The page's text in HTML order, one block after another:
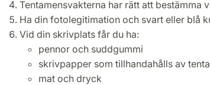
Tentamensvakterna har rätt att bestämma
Ha din fotolegitimation och svart eller blå
Vid din skrivplats får du ha:
pennor och suddgummi
skrivpapper som tillhandahålls av
mat och dryck